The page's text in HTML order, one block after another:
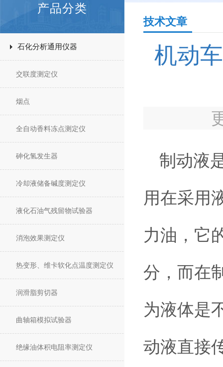
产品分类
石化分析通用仪器
交联度测定仪
烟点
全自动香料冻点测定仪
砷化氢发生器
冷却液储备碱度测定仪
液化石油气残留物试验器
消泡效果测定仪
热变形、维卡软化点温度测定仪
润滑脂剪切器
曲轴箱模拟试验器
绝缘油体积电阻率测定仪
技术文章
机动
制动液
用在采用
力油，它
分，而在
为液体是
动液直接